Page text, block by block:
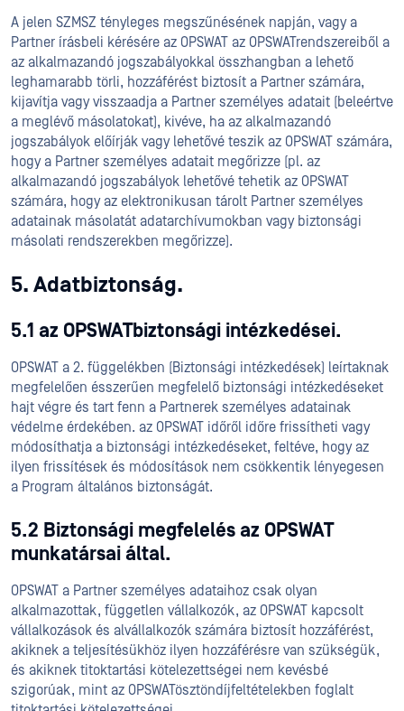
A jelen SZMSZ tényleges megszűnésének napján, vagy a
Partner írásbeli kérésére az OPSWAT az OPSWATrendszereiből a
az alkalmazandó jogszabályokkal összhangban a lehető
leghamarabb törli, hozzáférést biztosít a Partner számára,
kijavítja vagy visszaadja a Partner személyes adatait (beleértve
a meglévő másolatokat), kivéve, ha az alkalmazandó
jogszabályok előírják vagy lehetővé teszik az OPSWAT számára,
hogy a Partner személyes adatait megőrizze (pl. az
alkalmazandó jogszabályok lehetővé tehetik az OPSWAT
számára, hogy az elektronikusan tárolt Partner személyes
adatainak másolatát adatarchívumokban vagy biztonsági
másolati rendszerekben megőrizze).
5. Adatbiztonság.
5.1 az OPSWATbiztonsági intézkedései.
OPSWAT a 2. függelékben (Biztonsági intézkedések) leírtaknak
megfelelően ésszerűen megfelelő biztonsági intézkedéseket
hajt végre és tart fenn a Partnerek személyes adatainak
védelme érdekében. az OPSWAT időről időre frissítheti vagy
módosíthatja a biztonsági intézkedéseket, feltéve, hogy az
ilyen frissítések és módosítások nem csökkentik lényegesen
a Program általános biztonságát.
5.2 Biztonsági megfelelés az OPSWAT
munkatársai által.
OPSWAT a Partner személyes adataihoz csak olyan
alkalmazottak, független vállalkozók, az OPSWAT kapcsolt
vállalkozások és alvállalkozók számára biztosít hozzáférést,
akiknek a teljesítésükhöz ilyen hozzáférésre van szükségük,
és akiknek titoktartási kötelezettségei nem kevésbé
szigorúak, mint az OPSWATösztöndíjfeltételekben foglalt